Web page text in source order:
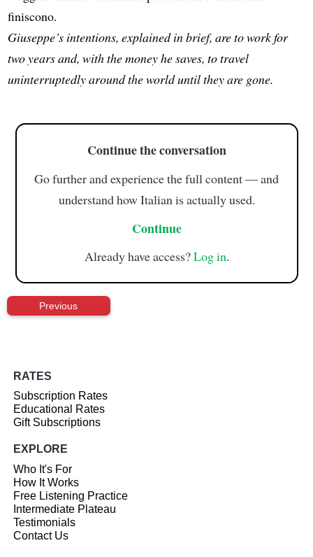
finiscono.
Giuseppe’s intentions, explained in brief, are to work for
two years and, with the money he saves, to travel
uninterruptedly around the world until they are gone.
Continue the conversation
Go further and experience the full content — and
understand how Italian is actually used.
Continue
Already have access?Log in.
Previous
RATES
Subscription Rates
Educational Rates
Gift Subscriptions
EXPLORE
Who It's For
How It Works
Free Listening Practice
Intermediate Plateau
Testimonials
Contact Us